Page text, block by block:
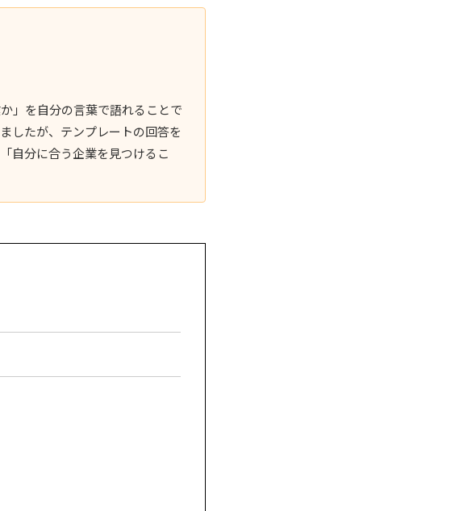
」を自分の言葉で語れることで
したが、テンプレートの回答を
自分に合う企業を見つけるこ